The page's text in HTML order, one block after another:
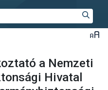
a Nemzeti
Hivatal